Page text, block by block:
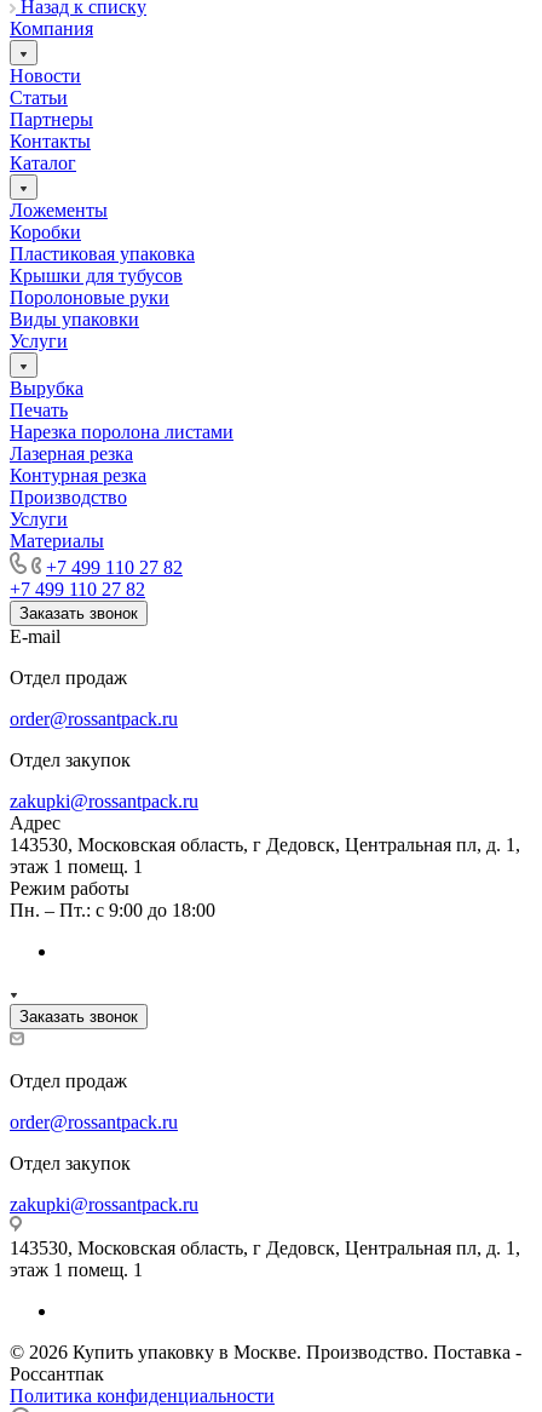
Назад к списку
Компания
Новости
Статьи
Партнеры
Контакты
Каталог
Ложементы
Коробки
Пластиковая упаковка
Крышки для тубусов
Поролоновые руки
Виды упаковки
Услуги
Вырубка
Печать
Нарезка поролона листами
Лазерная резка
Контурная резка
Производство
Услуги
Материалы
+7 499 110 27 82
+7 499 110 27 82
Заказать звонок
E-mail
Отдел продаж
order@rossantpack.ru
Отдел закупок
zakupki@rossantpack.ru
Адрес
143530, Московская область, г Дедовск, Центральная пл, д. 1,
этаж 1 помещ. 1
Режим работы
Пн. – Пт.: с 9:00 до 18:00
Заказать звонок
Отдел продаж
order@rossantpack.ru
Отдел закупок
zakupki@rossantpack.ru
143530, Московская область, г Дедовск, Центральная пл, д. 1,
этаж 1 помещ. 1
© 2026 Купить упаковку в Москве. Производство. Поставка -
Россантпак
Политика конфиденциальности